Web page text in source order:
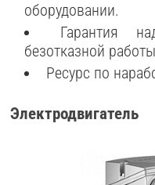
оборудовании.
Гарантия
безотказной
Ресурс по
Электродвигатель